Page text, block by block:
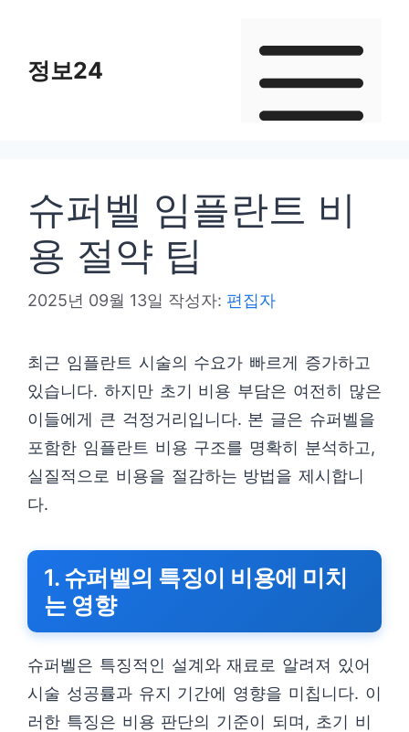
정보24
슈퍼벨 임플란트 비
용 절약 팁
2025년 09월 13일 작성자: 편집자
최근 임플란트 시술의 수요가 빠르게 증가하고
있습니다. 하지만 초기 비용 부담은 여전히 많은
이들에게 큰 걱정거리입니다. 본 글은 슈퍼벨을
포함한 임플란트 비용 구조를 명확히 분석하고,
실질적으로 비용을 절감하는 방법을 제시합니
다.
1. 슈퍼벨의 특징이 비용에 미치
는 영향
슈퍼벨은 특징적인 설계와 재료로 알려져 있어
시술 성공률과 유지 기간에 영향을 미칩니다. 이
러한 특징은 비용 판단의 기준이 되며, 초기 비